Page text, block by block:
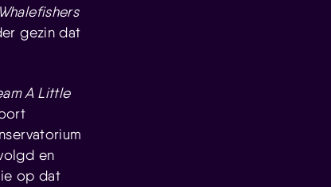
gezin dat
A Little
en
op dat